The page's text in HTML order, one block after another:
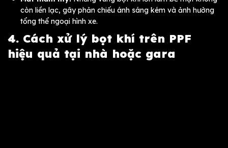
còn liền lạc, gây phản chiếu ánh sáng kém và ảnh hưởng
tổng thể ngoại hình xe.
4. Cách xử lý bọt khí trên PPF
hiệu quả tại nhà hoặc gara